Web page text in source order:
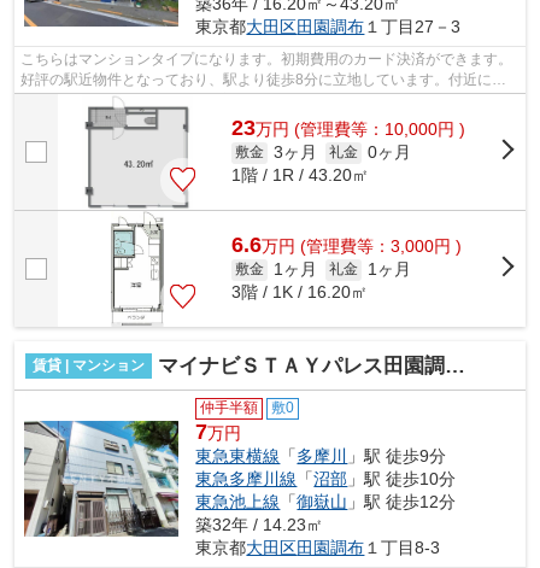
東京都大田区田園調布 １丁目27－3
こちらはマンションタイプになります。初期費用のカード決済ができます。
好評の駅近物件となっており、駅より徒歩8分に立地しています。付近にあ
る2つの駅は、用途や行き先に応じて使...
23万円 (管理費等：10,000円 )
敷金 3ヶ月 礼金 0ヶ月
1階 / 1R / 43.20㎡
6.6万円 (管理費等：3,000円 )
敷金 1ヶ月 礼金
1ヶ月
3階 / 1K / 16.20㎡
賃貸 | マンション マイナビＳＴＡＹパレス田園調布１丁目（上田ハウス）
仲手半額 敷0
7万円
東急東横線 「多摩川 」駅 徒歩9分
東急多摩川線 「沼部 」駅 徒歩10分
東急池上線 「御嶽山 」駅 徒歩12分
築32年 / 14.23㎡
東京都大田区田園調布 １丁目8-3